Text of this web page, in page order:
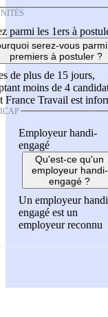
parmi les 1ers à
serez-vous
premiers à postuler ?
de plus de 15 jours,
moins de 4
France Travail est
Employeur handi-
engagé
Qu'est-ce qu'un
employeur handi-
engagé ?
Un employeur
engagé est un
employeur reconnu